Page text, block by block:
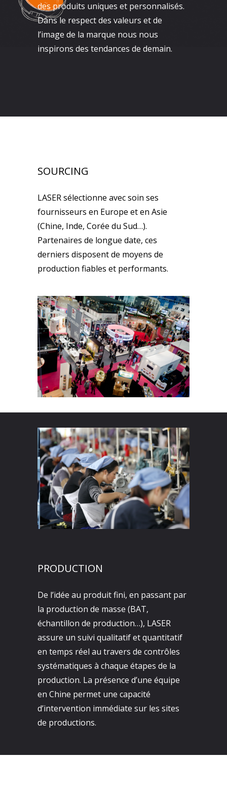
des produits uniques et personnalisés.
Dans le respect des valeurs et de
l’image de la marque nous nous
inspirons des tendances de demain.
SOURCING
LASER sélectionne avec soin ses
fournisseurs en Europe et en Asie
(Chine, Inde, Corée du Sud…).
Partenaires de longue date, ces
derniers disposent de moyens de
production fiables et performants.
PRODUCTION
De l’idée au produit fini, en passant par
la production de masse (BAT,
échantillon de production…), LASER
assure un suivi qualitatif et quantitatif
en temps réel au travers de contrôles
systématiques à chaque étapes de la
production. La présence d’une équipe
en Chine permet une capacité
d’intervention immédiate sur les sites
de productions.